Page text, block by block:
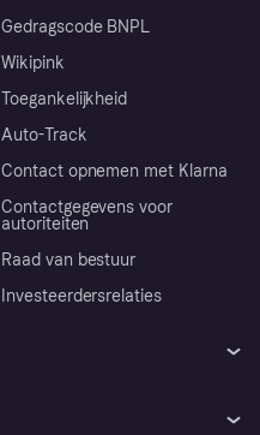
Gedragscode BNPL
Wikipink
Toegankelijkheid
Auto-Track
Contact opnemen met Klarna
Contactgegevens voor
autoriteiten
Raad van bestuur
Investeerdersrelaties